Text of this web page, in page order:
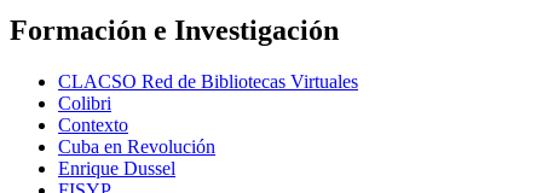
Formación e Investigación
CLACSO Red de Bibliotecas Virtuales
Colibri
Contexto
Cuba en Revolución
Enrique Dussel